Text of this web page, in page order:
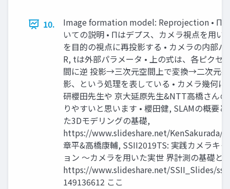
10.
Image formation model: Reprojection • Π,
いての説明 • Πはデプス、カメラ視点を用い
を目的の視点に再投影する • カメラの内部パ
R, tは外部パラメータ • 上の式は、各ピクセ
間に逆 投影→三次元空間上で変換→二次元
影、という処理を表している • カメラ幾何
研櫻田先生や 京大延原先生&NTT高橋さん
りやすいと思います • 櫻田健, SLAMの概要
た3Dモデリングの基礎,
https://www.slideshare.net/KenSakurada/
章平&高橋康輔, SSII2019TS: 実践カメラキ
ョン ～カメラを用いた実世 界計測の基礎と
https://www.slideshare.net/SSII_Slides/
149136612 ここ